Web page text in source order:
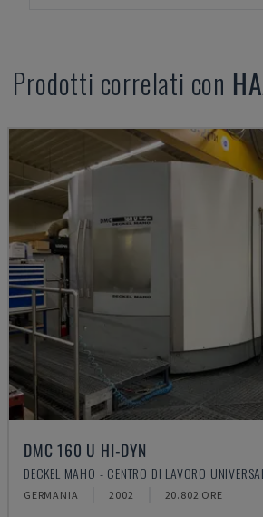
Prodotti correlati con
DMC 160 U HI-DYN
DECKEL MAHO - CENTRO DI LAVORO
GERMANIA 2002 20.802 ORE